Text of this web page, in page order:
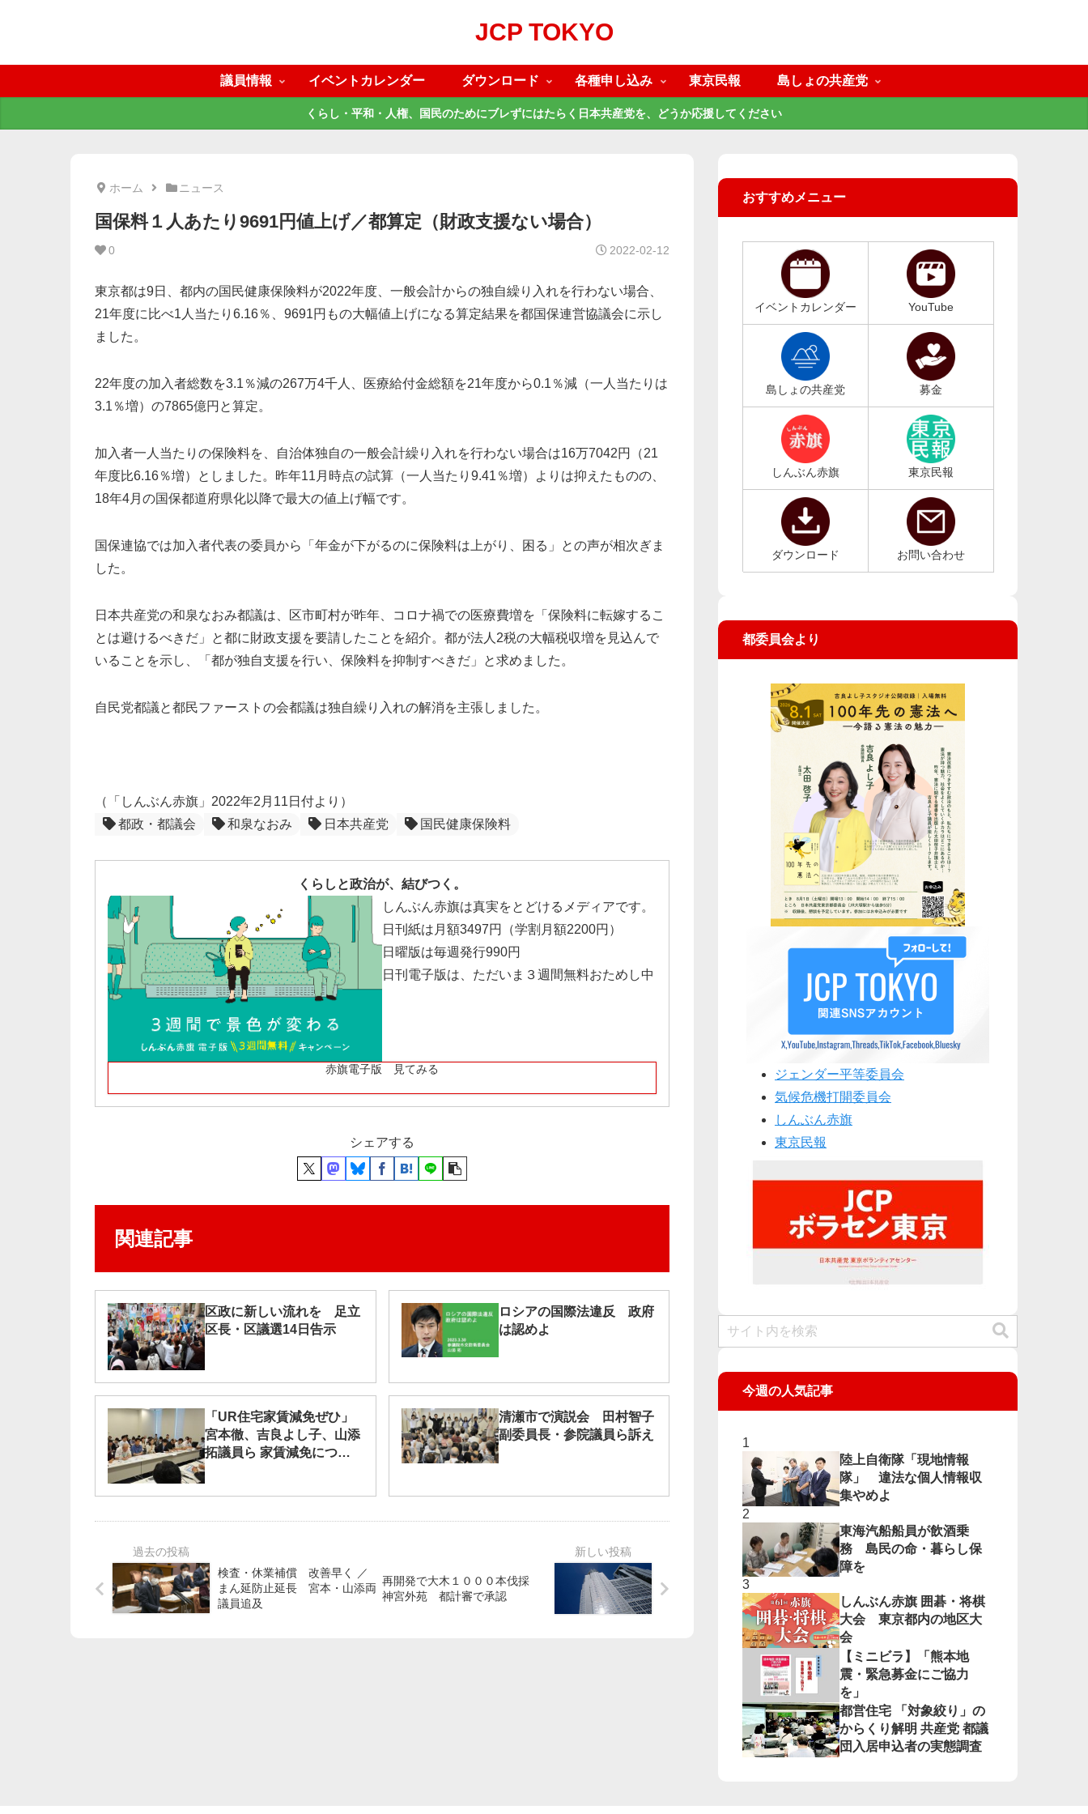
JCP TOKYO
議員情報 イベントカレンダー ダウンロード 各種申し込み 東京民報 島しょの共産党
くらし・平和・人権、国民のためにブレずにはたらく日本共産党を、どうか応援してください
ホーム ニュース
国保料１人あたり9691円値上げ／都算定（財政支援ない場合）
0 2022-02-12
東京都は9日、都内の国民健康保険料が2022年度、一般会計からの独自繰り入れを行わない場合、
21年度に比べ1人当たり6.16％、9691円もの大幅値上げになる算定結果を都国保連営協議会に示し
ました。
22年度の加入者総数を3.1％減の267万4千人、医療給付金総額を21年度から0.1％減（一人当たりは
3.1％増）の7865億円と算定。
加入者一人当たりの保険料を、自治体独自の一般会計繰り入れを行わない場合は16万7042円（21
年度比6.16％増）としました。昨年11月時点の試算（一人当たり9.41％増）よりは抑えたものの、
18年4月の国保都道府県化以降で最大の値上げ幅です。
国保連協では加入者代表の委員から「年金が下がるのに保険料は上がり、困る」との声が相次ぎま
した。
日本共産党の和泉なおみ都議は、区市町村が昨年、コロナ禍での医療費増を「保険料に転嫁するこ
とは避けるべきだ」と都に財政支援を要請したことを紹介。都が法人2税の大幅税収増を見込んで
いることを示し、「都が独自支援を行い、保険料を抑制すべきだ」と求めました。
自民党都議と都民ファーストの会都議は独自繰り入れの解消を主張しました。
（「しんぶん赤旗」2022年2月11日付より）
都政・都議会
和泉なおみ 日本共産党 国民健康保険料
くらしと政治が、結びつく。
しんぶん赤旗は真実をとどけるメディアです。
日刊紙は月額3497円（学割月額2200円）
日曜版は毎週発行990円
日刊電子版は、ただいま３週間無料おためし中
赤旗電子版 見てみる
シェアする
関連記事
区政に新しい流れを 足立
区長・区議選14日告示
ロシアの国際法違反 政府
は認めよ
「UR住宅家賃減免ぜひ」
宮本徹、吉良よし子、山添
拓議員ら 家賃減免につい
清瀬市で演説会 田村智子
副委員長・参院議員ら訴え
検査・休業補償 改善早く ／
まん延防止延長 宮本・山添両
議員追及
再開発で大木１０００本伐採
神宮外苑 都計審で承認
おすすめメニュー
イベントカレンダー YouTube
島しょの共産党 募金
しんぶん赤旗 東京民報
ダウンロード お問い合わせ
都委員会より
ジェンダー平等委員会
気候危機打開委員会
しんぶん赤旗
東京民報
今週の人気記事
陸上自衛隊「現地情報
隊」 違法な個人情報収
集やめよ
東海汽船船員が飲酒乗
務 島民の命・暮らし保
障を
しんぶん赤旗 囲碁・将棋
大会 東京都内の地区大
会
【ミニビラ】「熊本地
震・緊急募金にご協力
を」
都営住宅 「対象絞り」の
からくり解明 共産党 都議
団入居申込者の実態調査